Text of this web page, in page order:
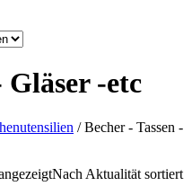
Gläser -etc
/ Becher - Tassen -
Nach Aktualität sortiert